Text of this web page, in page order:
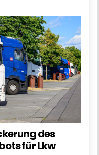
des
für Lkw